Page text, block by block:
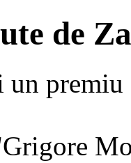
de
premiu